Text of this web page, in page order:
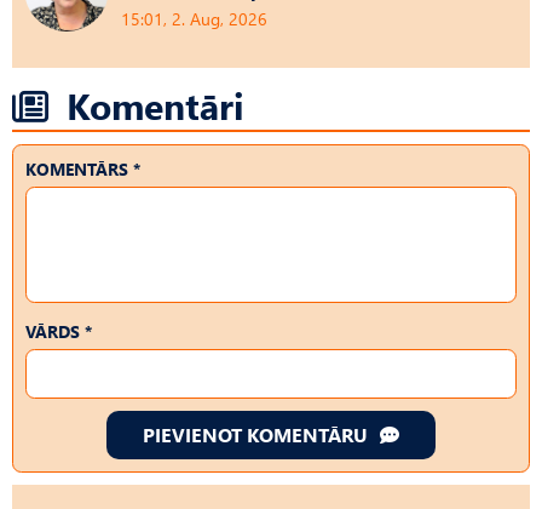
15:01, 2. Aug, 2026
Komentāri
KOMENTĀRS *
VĀRDS *
PIEVIENOT KOMENTĀRU